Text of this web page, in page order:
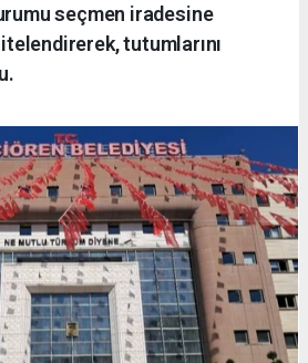
seçmen iradesine
tutumlarını